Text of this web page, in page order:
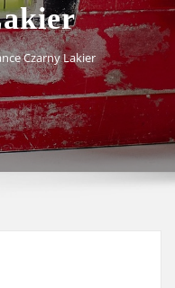
Czarny Lakier